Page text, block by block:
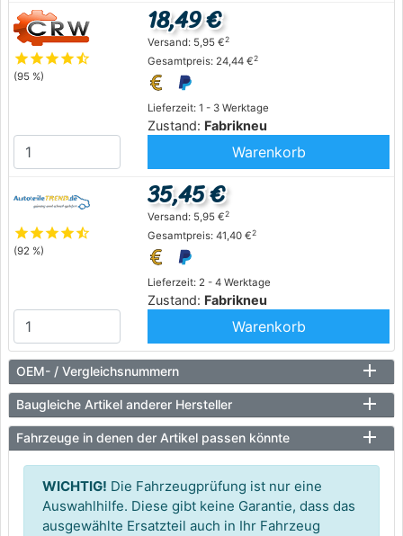
starstarstarstarstar_half
(95 %)
Lieferzeit: 1 - 3 Werktage
Zustand: Fabrikneu
18,49 €
Versand: 5,95 €2
Gesamtpreis: 24,44 €2
Warenkorb
starstarstarstarstar_half
(92 %)
Lieferzeit: 2 - 4 Werktage
Zustand: Fabrikneu
35,45 €
Versand: 5,95 €2
Gesamtpreis: 41,40 €2
Warenkorb
OEM- / Vergleichsnummern
Baugleiche Artikel anderer Hersteller
Fahrzeuge in denen der Artikel passen könnte
WICHTIG! Die Fahrzeugprüfung ist nur eine
Auswahlhilfe. Diese gibt keine Garantie, dass das
ausgewählte Ersatzteil auch in Ihr Fahrzeug